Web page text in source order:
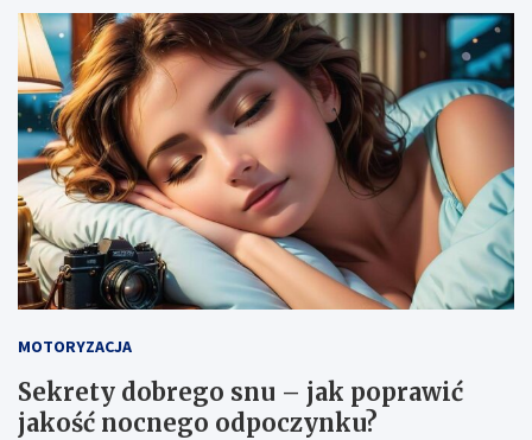
MOTORYZACJA
Sekrety dobrego snu – jak poprawić
jakość nocnego odpoczynku?